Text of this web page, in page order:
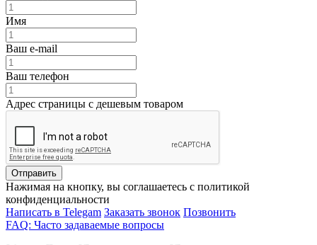
Имя
Ваш e-mail
Ваш телефон
Адрес страницы с дешевым товаром
Отправить
Нажимая на кнопку, вы соглашаетесь с политикой
конфиденциальности
Написать в Telegam Заказать звонок Позвонить
FAQ: Часто задаваемые вопросы